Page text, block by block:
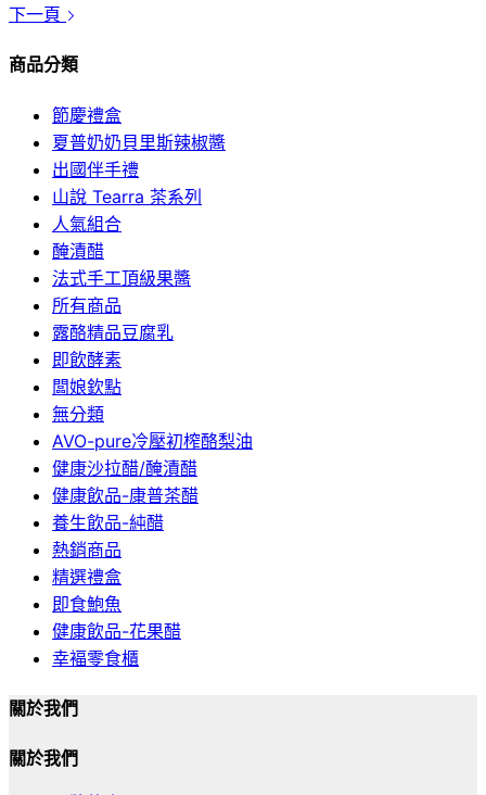
下一頁
商品分類
節慶禮盒
夏普奶奶貝里斯辣椒醬
出國伴手禮
山說 Tearra 茶系列
人氣組合
醃漬醋
法式手工頂級果醬
所有商品
露酪精品豆腐乳
即飲酵素
闆娘欽點
無分類
AVO-pure冷壓初榨酪梨油
健康沙拉醋/醃漬醋
健康飲品-康普茶醋
養生飲品-純醋
熱銷商品
精選禮盒
即食鮑魚
健康飲品-花果醋
幸褔零食櫃
關於我們
關於我們